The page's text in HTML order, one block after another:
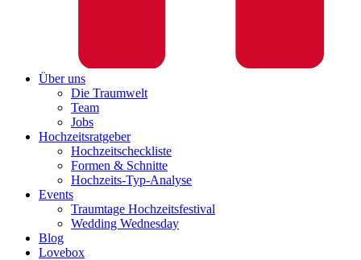
Über uns
Die Traumwelt
Team
Jobs
Hochzeitsratgeber
Hochzeitscheckliste
Formen & Schnitte
Hochzeits-Typ-Analyse
Events
Traumtage Hochzeitsfestival
Wedding Wednesday
Blog
Lovebox